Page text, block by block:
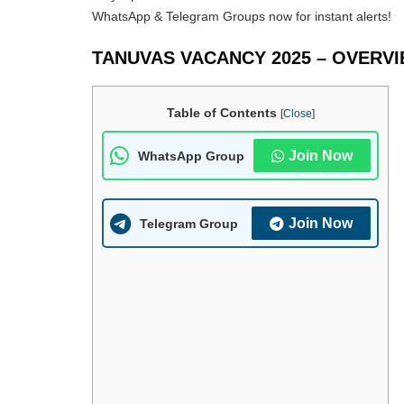
WhatsApp & Telegram Groups now for instant alerts!
TANUVAS VACANCY 2025 –
Table of Contents [Close]
WhatsApp Group Join Now
Telegram Group Join Now